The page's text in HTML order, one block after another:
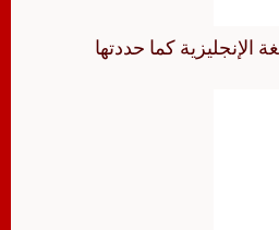
اللغة الإنجليزية كما حددتها